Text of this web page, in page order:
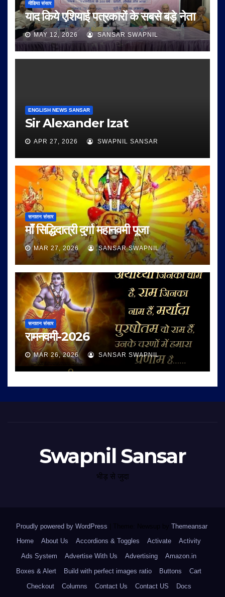
मीडिया संसार
याद किये एशियाई पत्रकारों के सबसे बड़े नेता
MAY 12, 2026 SANSAR SWAPNIL
ENGLISH NEWS SANSAR
Sir Alexander Izat
APR 27, 2026 SWAPNIL SANSAR
सनातन संसार
माँ सिद्धिदात्री दुर्गा महानवमी पूजा
MAR 27, 2026 SANSAR SWAPNIL
सनातन संसार
रामनवमी-2026
MAR 26, 2026 SANSAR SWAPNIL
Swapnil Sansar
भीड़ से जुदा
Proudly powered by WordPress Theme: Newsup by Themeansar.
Home
About Us Accordions & Toggles Activate
Activity
Ads System
Advertise With Us Advertising
Amazon.in
Boxes & Alert
Build with perfect images ratio Buttons
Cart
Checkout
Columns Contact Us Contact US
Docs